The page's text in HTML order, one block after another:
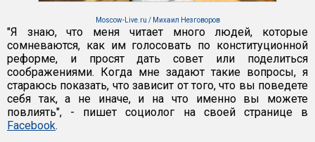
Moscow-Live.ru / Михаил Незговоров
"Я знаю, что меня читает много людей, которые
сомневаются, как им голосовать по конституционной
реформе, и просят дать совет или поделиться
соображениями. Когда мне задают такие вопросы, я
стараюсь показать, что зависит от того, что вы поведете
себя так, а не иначе, и на что именно вы можете
повлиять", - пишет социолог на своей странице в
Facebook.